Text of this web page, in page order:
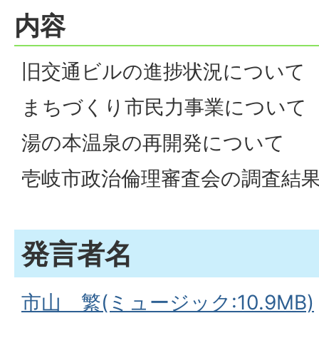
内容
旧交通ビルの進捗状況について
まちづくり市民力事業について
湯の本温泉の再開発について
壱岐市政治倫理審査会の調査結
発言者名
市山 繁(ミュージック:10.9MB)